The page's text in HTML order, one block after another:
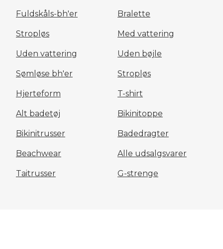
Fuldskåls-bh'er Bralette
Stropløs Med vattering
Uden vattering Uden bøjle
Sømløse bh'er Stropløs
Hjerteform T-shirt
Alt badetøj Bikinitoppe
Bikinitrusser Badedragter
Beachwear Alle udsalgsvarer
Taitrusser G-strenge